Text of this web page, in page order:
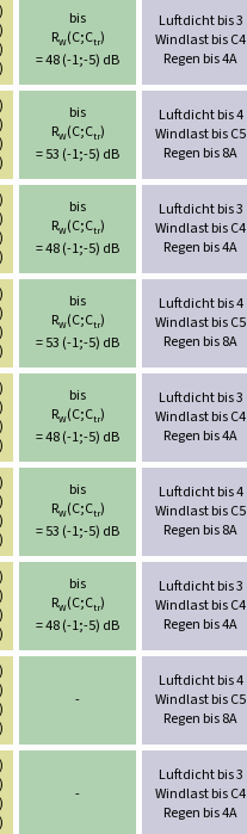
bis
RW(C;Ctr)
= 48 (-1;-5) dB
Luftdicht bis 3
Windlast bis C4
Regen bis 4A
bis
RW(C;Ctr)
= 53 (-1;-5) dB
Luftdicht bis 4
Windlast bis C5
Regen bis 8A
bis
RW(C;Ctr)
= 48 (-1;-5) dB
Luftdicht bis 3
Windlast bis C4
Regen bis 4A
bis
RW(C;Ctr)
= 53 (-1;-5) dB
Luftdicht bis 4
Windlast bis C5
Regen bis 8A
bis
RW(C;Ctr)
= 48 (-1;-5) dB
Luftdicht bis 3
Windlast bis C4
Regen bis 4A
bis
RW(C;Ctr)
= 53 (-1;-5) dB
Luftdicht bis 4
Windlast bis C5
Regen bis 8A
bis
RW(C;Ctr)
= 48 (-1;-5) dB
Luftdicht bis 3
Windlast bis C4
Regen bis 4A
-
Luftdicht bis 4
Windlast bis C5
Regen bis 8A
-
Luftdicht bis 3
Windlast bis C4
Regen bis 4A